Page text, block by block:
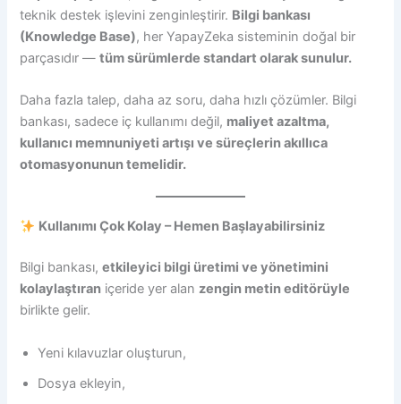
teknik destek işlevini zenginleştirir. Bilgi bankası
(Knowledge Base), her YapayZeka sisteminin doğal bir
parçasıdır —tüm sürümlerde standart olarak sunulur.
Daha fazla talep, daha az soru, daha hızlı çözümler. Bilgi
bankası, sadece iç kullanımı değil, maliyet azaltma,
kullanıcı memnuniyeti artışı ve süreçlerin akıllıca
otomasyonunun temelidir.
Kullanımı Çok Kolay – Hemen Başlayabilirsiniz
Bilgi bankası,etkileyici bilgi üretimi ve yönetimini
kolaylaştıran içeride yer alan zengin metin editörüyle
birlikte gelir.
Yeni kılavuzlar oluşturun,
Dosya ekleyin,